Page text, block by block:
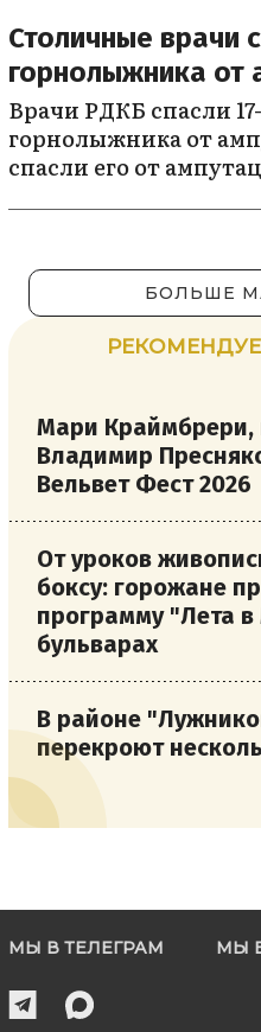
Столичные врачи
горнолыжника от
Врачи РДКБ спасли
горнолыжника от
спасли его от
БОЛЬШЕ
Мари Краймбрери,
Владимир
Вельвет Фест 2026
От уроков
боксу: горожане
программу "Лета
бульварах
В районе
перекроют
МЫ В ТЕЛЕГРАМ МЫ